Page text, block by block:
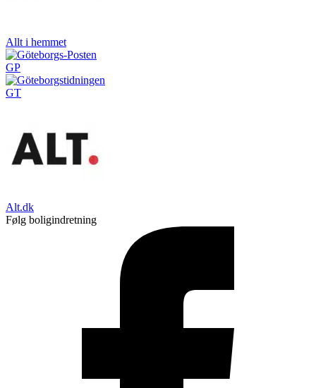
Allt i hemmet
GP
GT
Alt.dk
Følg boligindretning